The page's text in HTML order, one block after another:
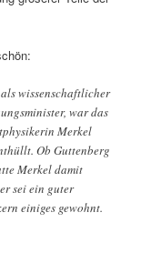
wissenschaftlicher
war das
Merkel
Ob Guttenberg
Merkel damit
sei ein guter
einiges gewohnt.